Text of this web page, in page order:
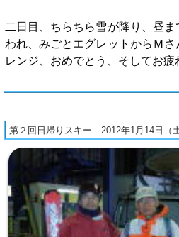
二日目、ちらちら雪が降り、昼
われ、みごとエグレットからＭ
レンジ、おめでとう、そしてお疲
第２回日帰りスキー 2012年1月14日（土